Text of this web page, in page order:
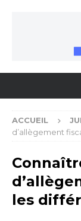
ACCUEIL
d’allègement
les